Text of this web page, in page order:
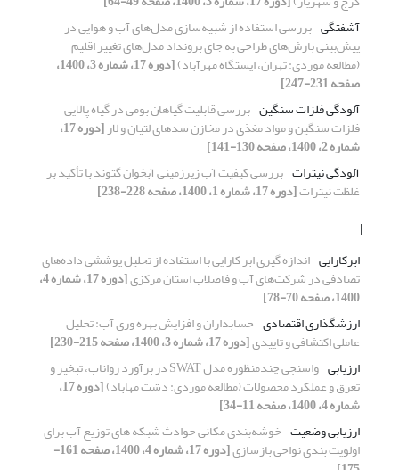
آشفتگی بررسی استفاده از شبیه‌سازی مدل‌های آب و هوایی در
پیش‌بینی بارش‌های طراحی به جای برونداد مدل‌های تغییر اقلیم
(مطالعه موردی: تهران، ایستگاه مهرآباد) [دوره 17، شماره 3، 1400،
صفحه 231-247]
آلودگی فلزات سنگین بررسی قابلیت گیاهان بومی در گیاه پالایی
فلزات سنگین و مواد مغذی در مخازن سدهای لتیان و لار [دوره 17،
شماره 2، 1400، صفحه 130-141]
آلودگی نیترات بررسی کیفیت آب زیرزمینی آبخوان گتوند با تأکید بر
غلظت نیترات[دوره 17، شماره 1، 1400، صفحه 228-238]
ا
ابرکارایی اندازه گیری ابر کارایی با استفاده از تحلیل پوششی داده‌های
تصادفی در شرکت‌های آب و فاضلاب استان مرکزی [دوره 17، شماره 4،
1400، صفحه 70-78]
ارزشگذاری اقتصادی حسابداران و افزایش بهره وری آب: تحلیل
عاملی اکتشافی و تاییدی[دوره 17، شماره 3، 1400، صفحه 215-230]
ارزیابی
واسنجی چندمنظوره مدل SWAT در برآورد رواناب، تبخیر و
تعرق و عملکرد محصولات (مطالعه موردی: دشت مهاباد) [دوره 17،
شماره 4، 1400، صفحه 11-34]
ارزیابی وضعیت خوشه‌بندی مکانی حوادث شبکه های توزیع آب برای
اولویت بندی نواحی بازسازی [دوره 17، شماره 4، 1400، صفحه 161-